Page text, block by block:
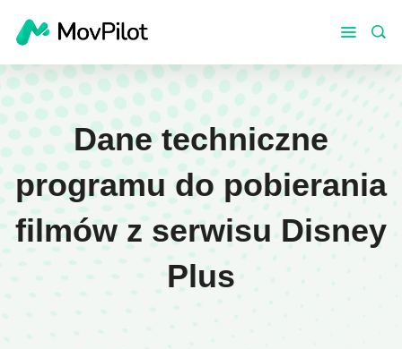
Dane techniczne
programu do pobierania
filmów z serwisu Disney
Plus